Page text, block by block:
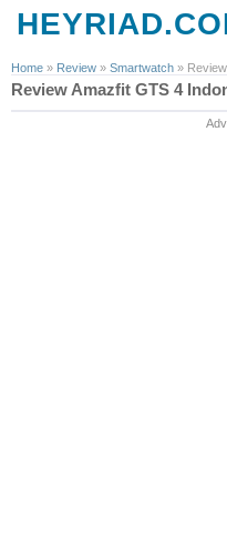
Home » Review » Smartwatch »
Review Amazfit GTS 4